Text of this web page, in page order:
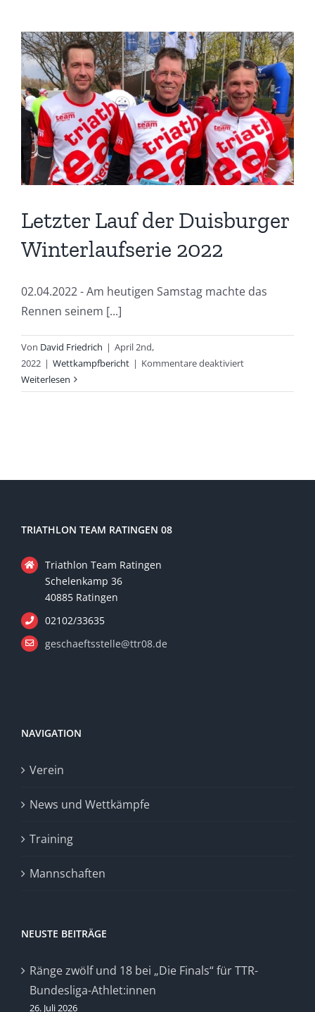
Letzter Lauf der Duisburger
Winterlaufserie 2022
02.04.2022 - Am heutigen Samstag machte das
Rennen seinem [...]
Von David Friedrich | April 2nd,
2022 | Wettkampfbericht | Kommentare deaktiviertfür
Lauf
Weiterlesen
TRIATHLON TEAM RATINGEN 08
Triathlon Team Ratingen
Schelenkamp 36
40885 Ratingen
02102/33635
geschaeftsstelle@ttr08.de
NAVIGATION
Verein
News und Wettkämpfe
Training
Mannschaften
NEUSTE BEITRÄGE
Ränge zwölf und 18 bei „Die Finals“ für TTR-
Bundesliga-Athlet:innen
26. Juli 2026